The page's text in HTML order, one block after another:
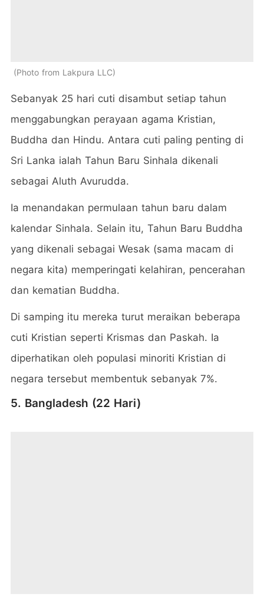
Photo from Lakpura LLC
Sebanyak 25 hari cuti disambut setiap tahun
menggabungkan perayaan agama Kristian,
Buddha dan Hindu. Antara cuti paling penting di
Sri Lanka ialah Tahun Baru Sinhala dikenali
sebagai Aluth Avurudda.
Ia menandakan permulaan tahun baru dalam
kalendar Sinhala. Selain itu, Tahun Baru Buddha
yang dikenali sebagai Wesak (sama macam di
negara kita) memperingati kelahiran, pencerahan
dan kematian Buddha.
Di samping itu mereka turut meraikan beberapa
cuti Kristian seperti Krismas dan Paskah. Ia
diperhatikan oleh populasi minoriti Kristian di
negara tersebut membentuk sebanyak 7%.
5. Bangladesh (22 Hari)